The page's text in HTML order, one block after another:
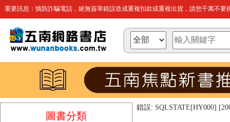
重要訊息：慎防詐騙電話，絕無簽單錯誤造成重複扣款或重複出貨，請您千萬不要
圖書分類
錯誤: SQLSTATE[HY000]